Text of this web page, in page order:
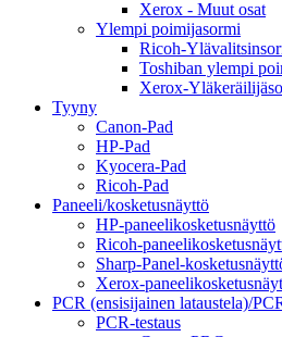
Xerox - Muut osat
Ylempi poimijasormi
Ricoh-
Toshiban ylempi
Xerox-
Tyyny
Canon-Pad
HP-Pad
Kyocera-Pad
Ricoh-Pad
Paneeli/kosketusnäyttö
HP-paneelikosketusnäyttö
Ricoh-
Sharp-Panel-
Xerox-
PCR (ensisijainen lataustela)/
PCR-testaus